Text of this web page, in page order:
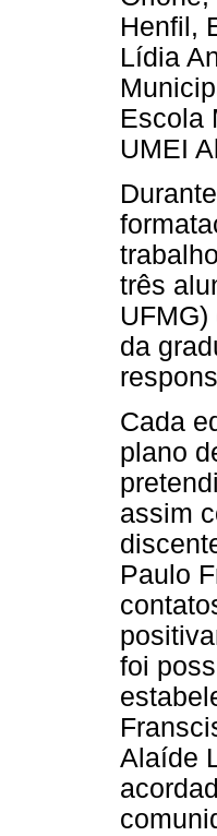
Henfil,
Lídia
Escola
UMEI
três
da
Cada
plano
assim
Paulo
foi
Alaíde